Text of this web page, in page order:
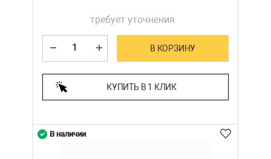
требует уточнения
В КОРЗИНУ
КУПИТЬ В 1 КЛИК
В наличии